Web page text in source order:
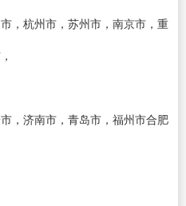
，杭州市，苏州市，南京市，重
，济南市，青岛市，福州市合肥